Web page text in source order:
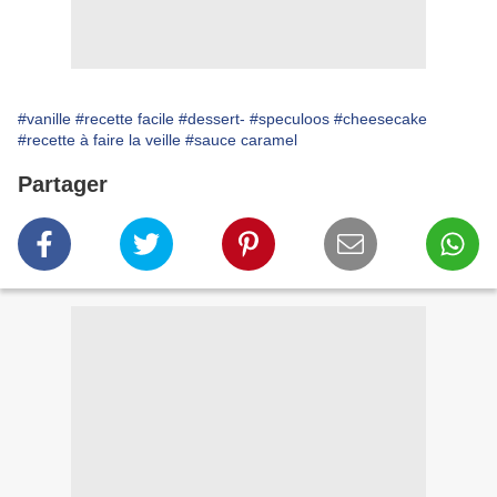
#vanille #recette facile #dessert- #speculoos #cheesecake
#recette à faire la veille #sauce caramel
Partager